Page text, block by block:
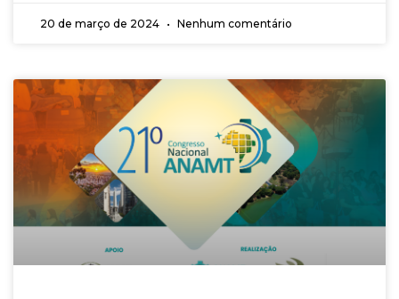
20 de março de 2024 Nenhum comentário